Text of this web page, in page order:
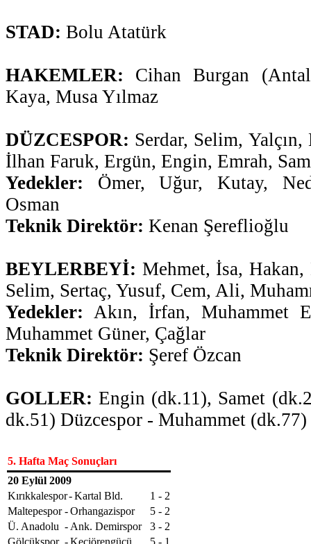
STAD: Bolu Atatürk
HAKEMLER: Cihan Burgan
Kaya, Musa Yılmaz
DÜZCESPOR: Serdar, Selim,
İlhan Faruk, Ergün, Engin, Emrah,
Yedekler: Ömer, Uğur, Kutay,
Osman
Teknik Direktör: Kenan Şereflioğlu
BEYLERBEYİ: Mehmet, İsa,
Selim, Sertaç, Yusuf, Cem, Ali,
Yedekler: Akın, İrfan, Muhammet
Muhammet Güner, Çağlar
Teknik Direktör: Şeref Özcan
GOLLER:Engin (dk.11), Samet
dk.51) Düzcespor - Muhammet
5. Hafta Maç Sonuçları
20 Eylül 2009
Kırıkkalespor-Kartal Bld.
1 - 2
Maltepespor -Orhangazispor
5 - 2
Ü. Anadolu - Ank. Demirspor
3 - 2
Gölcükspor -Keçiörengücü
5 - 1